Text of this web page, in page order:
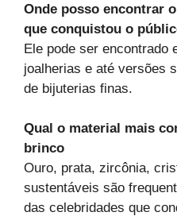
Onde posso encontrar
que conquistou o
Ele pode ser encontrado
joalherias e até versões
de bijuterias finas.
Qual o material mais
brinco
Ouro, prata, zircônia,
sustentáveis são
das celebridades que